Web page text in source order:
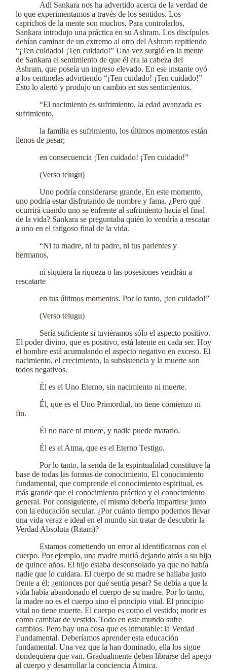
Adi Sankara nos ha advertido acerca de la verdad de
lo que experimentamos a través de los sentidos. Los
caprichos de la mente son muchos. Para controlarlos,
Sankara introdujo una práctica en su Ashram. Los discípulos
debían caminar de un extremo al otro del Ashram repitiendo
“¡Ten cuidado! ¡Ten cuidado!” Una vez surgió en la mente
de Sankara el sentimiento de que él era la cabeza del
Ashram, que poseía un ingreso elevado. En ese instante oyó
a los centinelas advirtiendo “¡Ten cuidado! ¡Ten cuidado!”
Esto lo alertó y produjo un cambio en sus sentimientos.
“El nacimiento es sufrimiento, la edad avanzada es
sufrimiento,
la familia es sufrimiento, los últimos momentos están
llenos de pesar;
en consecuencia ¡Ten cuidado! ¡Ten cuidado!”
(Verso telugu)
Uno podría considerarse grande. En este momento,
uno podría estar disfrutando de nombre y fama. ¿Pero qué
ocurrirá cuando uno se enfrente al sufrimiento hacia el final
de la vida? Sankara se preguntaba quién lo vendría a rescatar
a uno en el fatigoso final de la vida.
“Ni tu madre, ni tu padre, ni tus parientes y
hermanos,
ni siquiera la riqueza o las posesiones vendrán a
rescatarte
en tus últimos momentos. Por lo tanto, ¡ten cuidado!”
(Verso telugu)
Sería suficiente si tuviéramos sólo el aspecto positivo.
El poder divino, que es positivo, está latente en cada ser. Hoy
el hombre está acumulando el aspecto negativo en exceso. El
nacimiento, el crecimiento, la subsistencia y la muerte son
todos negativos.
Él es el Uno Eterno, sin nacimiento ni muerte.
Él, que es el Uno Primordial, no tiene comienzo ni
fin.
Él no nace ni muere, y nadie puede matarlo.
Él es el Atma, que es el Eterno Testigo.
Por lo tanto, la senda de la espiritualidad constituye la
base de todas las formas de conocimiento. El conocimiento
fundamental, que comprende el conocimiento espiritual, es
más grande que el conocimiento práctico y el conocimiento
general. Por consiguiente, el mismo debería impartirse junto
con la educación secular. ¿Por cuánto tiempo podemos llevar
una vida veraz e ideal en el mundo sin tratar de descubrir la
Verdad Absoluta (Ritam)?
Estamos cometiendo un error al identificarnos con el
cuerpo. Por ejemplo, una madre murió dejando atrás a su hijo
de quince años. El hijo estaba desconsolado ya que no había
nadie que lo cuidara. El cuerpo de su madre se hallaba justo
frente a él; ¿entonces por qué sentía pesar? Se debía a que la
vida había abandonado el cuerpo de su madre. Por lo tanto,
la madre no es el cuerpo sino el principio vital. El principio
vital no tiene muerte. El cuerpo es como el vestido; morir es
como cambiar de vestido. Todo en este mundo sufre
cambios. Pero hay una cosa que es inmutable: la Verdad
Fundamental. Deberíamos aprender esta educación
fundamental. Una vez que la han dominado, ella los sigue
dondequiera que van. Gradualmente deben librarse del apego
al cuerpo y desarrollar la conciencia Átmica.